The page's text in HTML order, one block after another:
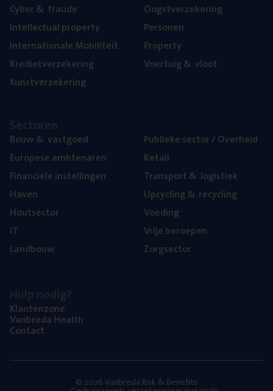
Cyber& fraude
Intel­lec­tu­al property
Inter­na­ti­o­na­le Mobiliteit
Kre­diet­ver­ze­ke­ring
Kunst­ver­ze­ke­ring
Oogst­ver­ze­ke­ring
Per­so­nen
Pro­per­ty
Voer­tuig& vloot
Bouw& vastgoed
Euro­pe­se ambtenaren
Finan­ci­ë­le instellingen
Haven
Hout­sec­tor
IT
Land­bouw
Publie­ke sec­tor / Overheid
Retail
Trans­port& logistiek
Upcy­cling& recycling
Voe­ding
Vrije beroe­pen
Zorg­sec­tor
Klan­ten­zo­ne
Van­b­re­da Health
Con­tact
© 2026 Vanbreda Risk & Benefits